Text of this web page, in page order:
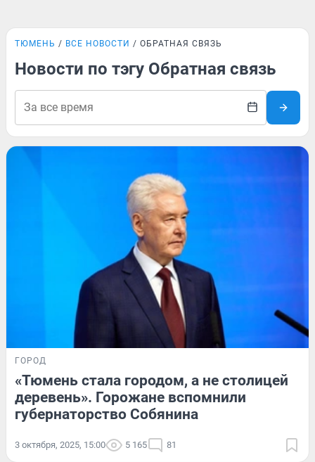
ТЮМЕНЬ ВСЕ НОВОСТИ ОБРАТНАЯ СВЯЗЬ
Новости по тэгу Обратная связь
ГОРОД
«Тюмень стала городом, а не столицей
деревень». Горожане вспомнили
губернаторство Собянина
3 октября, 2025, 15:00 5 165 81